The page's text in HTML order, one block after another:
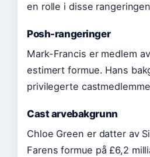
en rolle i disse
Posh-rangeringer
Mark-Francis er medlem
estimert formue. Hans
privilegerte
Cast arvebakgrunn
Chloe Green er datter av
Farens formue på £6,2